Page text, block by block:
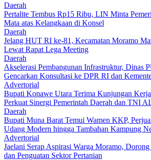
Daerah
‎Pertalite Tembus Rp15 Ribu, LIN Minta
Mata atas Kelangkaan di Konsel
Daerah
‎Jelang HUT RI ke-81, Kecamatan Moramo
Lewat Rapat Lega Meeting
Daerah
Akselerasi Pembangunan Infrastruktur, Dinas
Gencarkan Konsultasi ke DPR RI dan
Advertorial
Bupati Konawe Utara Terima Kunjungan
Perkuat Sinergi Pemerintah Daerah dan TNI
Daerah
‎Bupati Muna Barat Temui Wamen KKP,
Udang Modern hingga Tambahan Kampung
Advertorial
Jaelani Serap Aspirasi Warga Moramo,
dan Penguatan Sektor Pertanian